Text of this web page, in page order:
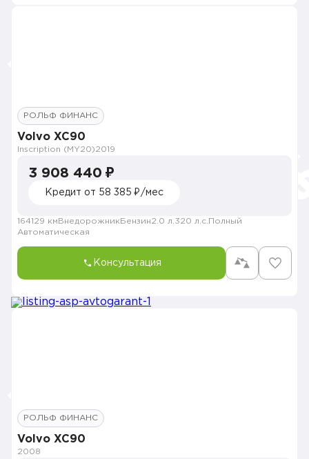
РОЛЬФ ФИНАНС
Volvo XC90
Inscription (MY20)2019
3 908 440 ₽
Кредит от 58 385 ₽/мес
164129 км Внедорожник Бензин2.0 л. 320 л.с. Полный
Автоматическая
Консультация
РОЛЬФ ФИНАНС
Volvo XC90
2008